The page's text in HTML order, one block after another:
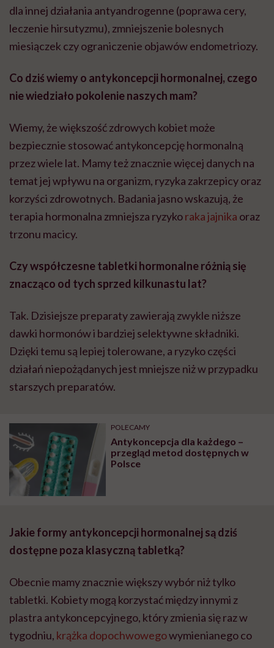
dla innej działania antyandrogenne (poprawa cery,
leczenie hirsutyzmu), zmniejszenie bolesnych
miesiączek czy ograniczenie objawów endometriozy.
Co dziś wiemy o antykoncepcji hormonalnej, czego
nie wiedziało pokolenie naszych mam?
Wiemy, że większość zdrowych kobiet może
bezpiecznie stosować antykoncepcję hormonalną
przez wiele lat. Mamy też znacznie więcej danych na
temat jej wpływu na organizm, ryzyka zakrzepicy oraz
korzyści zdrowotnych. Badania jasno wskazują, że
terapia hormonalna zmniejsza ryzykoraka jajnika oraz
trzonu macicy.
Czy współczesne tabletki hormonalne różnią się
znacząco od tych sprzed kilkunastu lat?
Tak. Dzisiejsze preparaty zawierają zwykle niższe
dawki hormonów i bardziej selektywne składniki.
Dzięki temu są lepiej tolerowane, a ryzyko części
działań niepożądanych jest mniejsze niż w przypadku
starszych preparatów.
POLECAMY
Antykoncepcja dla każdego –
przegląd metod dostępnych w
Polsce
Jakie formy antykoncepcji hormonalnej są dziś
dostępne poza klasyczną tabletką?
Obecnie mamy znacznie większy wybór niż tylko
tabletki. Kobiety mogą korzystać między innymi z
plastra antykoncepcyjnego, który zmienia się raz w
tygodniu, krążka dopochwowegowymienianego co